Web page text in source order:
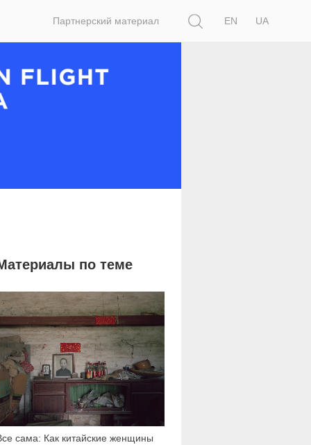
Партнерский материал
EN
UA
по теме
сама: Как китайские женщины
4 516